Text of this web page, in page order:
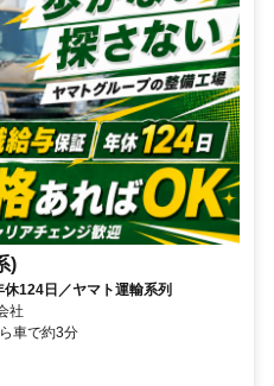
)
124日／ヤマト運輸系列
社
車で約3分